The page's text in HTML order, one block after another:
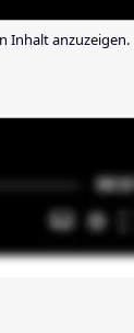
Inhalt anzuzeigen.